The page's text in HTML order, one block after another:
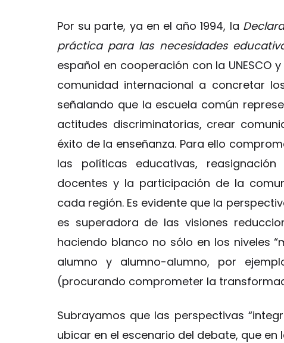
Por su parte, ya en el año 1994, la
práctica para las necesidades
español en cooperación con la
comunidad internacional a concretar
señalando que la escuela común
actitudes discriminatorias, crear
éxito de la enseñanza. Para ello
las políticas educativas,
docentes y la participación de la
cada región. Es evidente que la
es superadora de las visiones
haciendo blanco no sólo en los niveles
alumno y alumno-alumno, por
(procurando comprometer la
Subrayamos que las perspectivas
ubicar en el escenario del debate, que en